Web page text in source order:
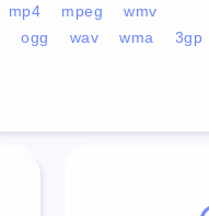
mp4 mpeg
wmv
ogg wav wma 3gp